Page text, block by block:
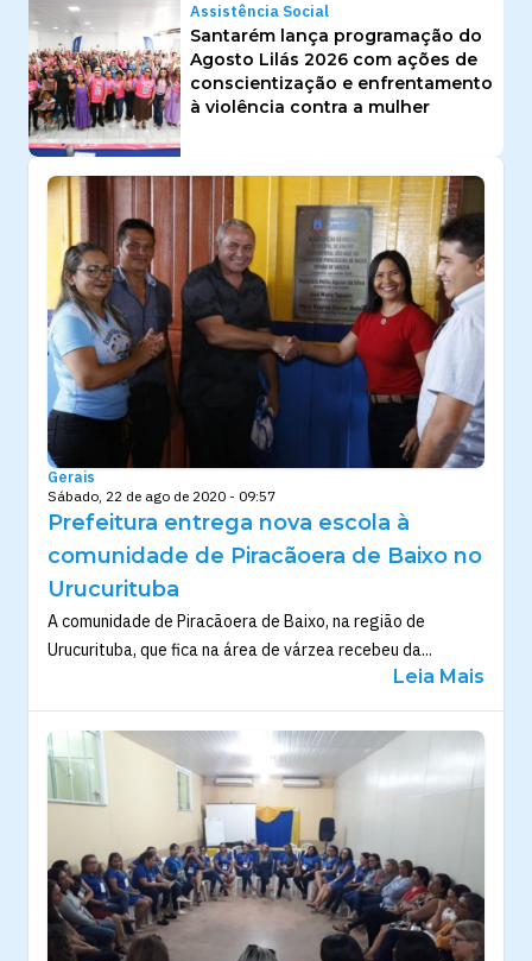
Assistência Social
Santarém lança programação do
Agosto Lilás 2026 com ações de
conscientização e enfrentamento
à violência contra a mulher
Gerais
Sábado, 22 de ago de 2020 - 09:57
Prefeitura entrega nova escola à
comunidade de Piracãoera de Baixo no
Urucurituba
A comunidade de Piracãoera de Baixo, na região de
Urucurituba, que fica na área de várzea recebeu da...
Leia Mais